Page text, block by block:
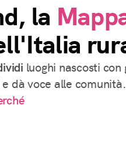
la
luoghi nascosti
dà voce alle comunità.